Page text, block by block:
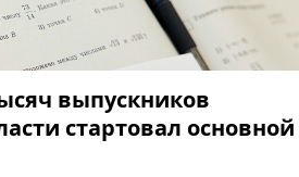
выпускников
стартовал основной